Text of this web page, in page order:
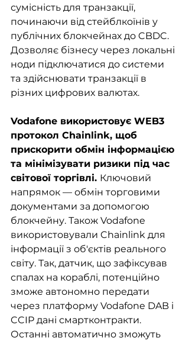
сумісність для транзакції,
починаючи від стейблкоїнів у
публічних блокчейнах до CBDC.
Дозволяє бізнесу через локальні
ноди підключатися до системи
та здійснювати транзакції в
різних цифрових валютах.
Vodafone використовує WEB3
протокол Chainlink, щоб
прискорити обмін інформацією
та мінімізувати ризики під час
світової торгівлі. Ключовий
напрямок — обмін торговими
документами за допомогою
блокчейну. Також Vodafone
використовували Chainlink для
інформації з об'єктів реального
світу. Так, датчик, що зафіксував
спалах на кораблі, потенційно
зможе автономно передати
через платформу Vodafone DAB і
CCIP дані смартконтракти.
Останні автоматично зможуть